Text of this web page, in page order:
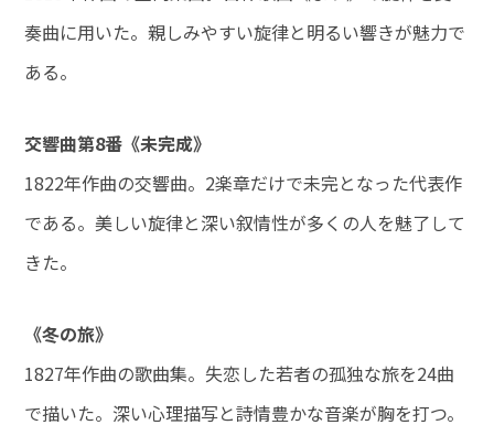
奏曲に用いた。親しみやすい旋律と明るい響きが魅力で
ある。
交響曲第8番《未完成》
1822年作曲の交響曲。2楽章だけで未完となった代表作
である。美しい旋律と深い叙情性が多くの人を魅了して
きた。
《冬の旅》
1827年作曲の歌曲集。失恋した若者の孤独な旅を24曲
で描いた。深い心理描写と詩情豊かな音楽が胸を打つ。